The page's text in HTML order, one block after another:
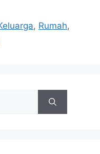
, Rumah,